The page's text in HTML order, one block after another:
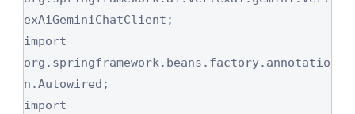
exAiGeminiChatClient;
import
org.springframework.beans.factory.annotatio
n.Autowired;
import